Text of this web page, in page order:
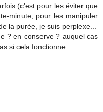
(c'est pour les éviter que
minute, pour les manipuler
la purée, je suis perplexe...
? en conserve ? auquel cas
si cela fonctionne...